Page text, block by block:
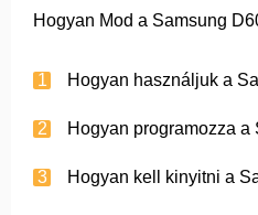
Hogyan Mod a Samsung
Hogyan használjuk a
Hogyan programozza
Hogyan kell kinyitni a